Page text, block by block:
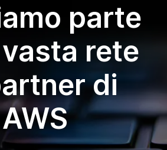
parte
rete
di
AWS